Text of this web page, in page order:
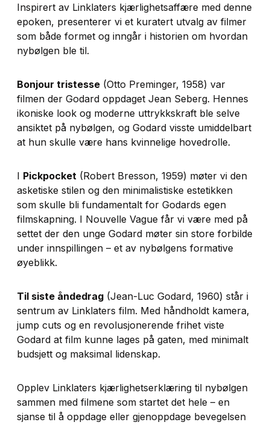
Inspirert av Linklaters kjærlighetsaffære med denne
epoken, presenterer vi et kuratert utvalg av filmer
som både formet og inngår i historien om hvordan
nybølgen ble til.
Bonjour tristesse (Otto Preminger, 1958) var
filmen der Godard oppdaget Jean Seberg. Hennes
ikoniske look og moderne uttrykkskraft ble selve
ansiktet på nybølgen, og Godard visste umiddelbart
at hun skulle være hans kvinnelige hovedrolle.
I Pickpocket (Robert Bresson, 1959) møter vi den
asketiske stilen og den minimalistiske estetikken
som skulle bli fundamentalt for Godards egen
filmskapning. I Nouvelle Vague får vi være med på
settet der den unge Godard møter sin store forbilde
under innspillingen – et av nybølgens formative
øyeblikk.
Til siste åndedrag (Jean-Luc Godard, 1960) står i
sentrum av Linklaters film. Med håndholdt kamera,
jump cuts og en revolusjonerende frihet viste
Godard at film kunne lages på gaten, med minimalt
budsjett og maksimal lidenskap.
Opplev Linklaters kjærlighetserklæring til nybølgen
sammen med filmene som startet det hele – en
sjanse til å oppdage eller gjenoppdage bevegelsen